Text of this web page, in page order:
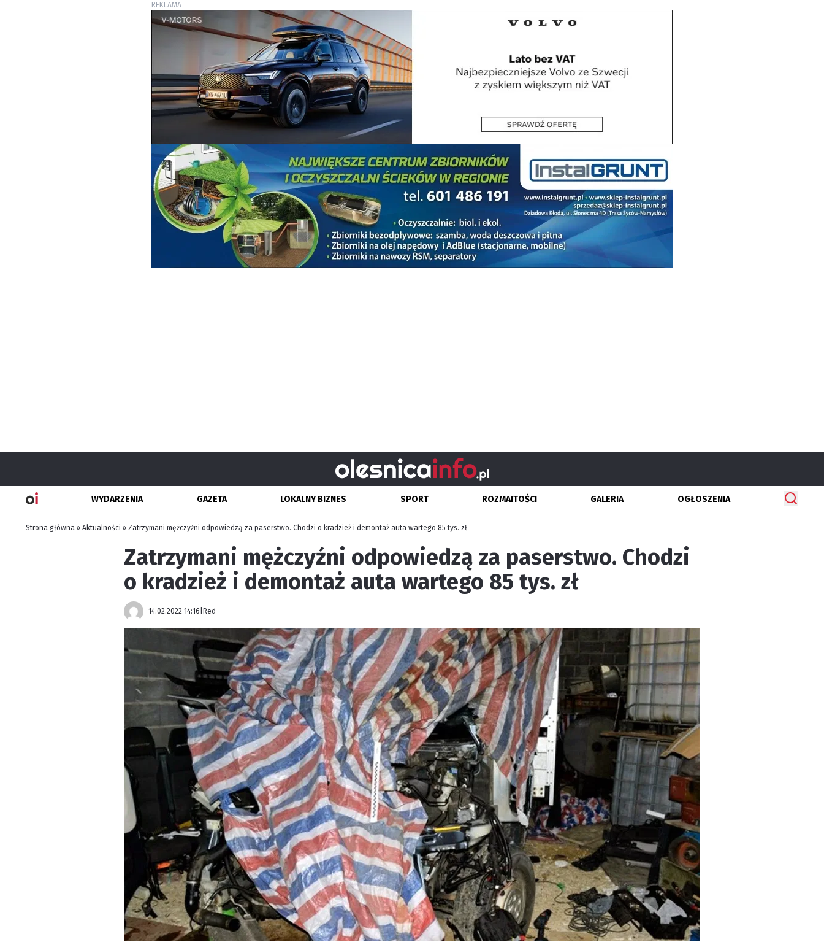
REKLAMA
WYDARZENIA GAZETA LOKALNY BIZNES SPORT ROZMAITOŚCI GALERIA OGŁOSZENIA
Strona główna » Aktualności » Zatrzymani mężczyźni odpowiedzą za paserstwo. Chodzi o kradzież i demontaż auta wartego 85 tys. zł
Zatrzymani mężczyźni odpowiedzą za paserstwo. Chodzi
o kradzież i demontaż auta wartego 85 tys. zł
14.02.2022 14:16 Red